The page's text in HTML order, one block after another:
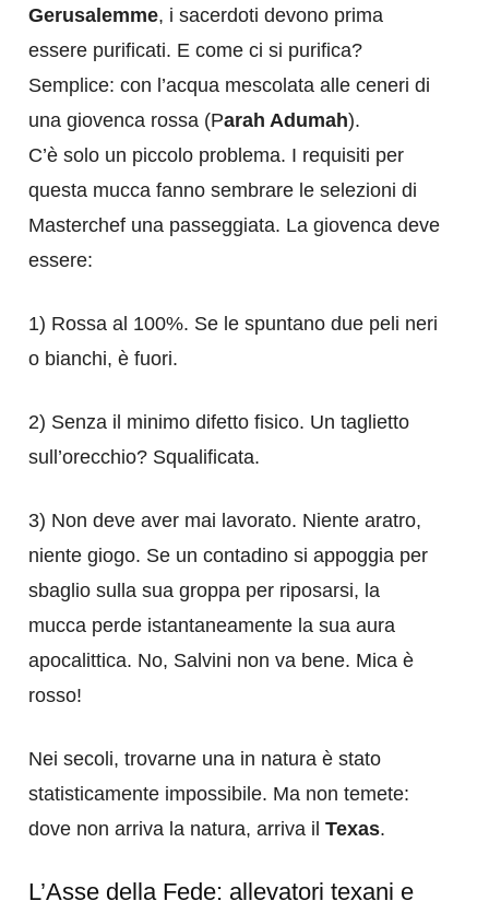
Gerusalemme, i sacerdoti devono prima
essere purificati. E come ci si purifica?
Semplice: con l’acqua mescolata alle ceneri di
una giovenca rossa (Parah Adumah).
C’è solo un piccolo problema. I requisiti per
questa mucca fanno sembrare le selezioni di
Masterchef una passeggiata. La giovenca deve
essere:
1) ​Rossa al 100%. Se le spuntano due peli neri
o bianchi, è fuori.
2) Senza il minimo difetto fisico. Un taglietto
sull’orecchio? Squalificata.
3) Non deve aver mai lavorato. Niente aratro,
niente giogo. Se un contadino si appoggia per
sbaglio sulla sua groppa per riposarsi, la
mucca perde istantaneamente la sua aura
apocalittica. No, Salvini non va bene. Mica è
rosso!
Nei secoli, trovarne una in natura è stato
statisticamente impossibile. Ma non temete:
dove non arriva la natura, arriva il Texas.
L’Asse della Fede: allevatori texani e